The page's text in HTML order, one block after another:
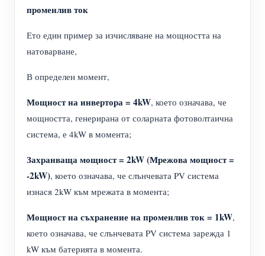
променлив ток
Ето един пример за изчисляване на мощността на
натоварване,
В определен момент,
Мощност на инвертора = 4kW, което означава, че
мощността, генерирана от соларната фотоволтаична
система, е 4kW в момента;
Захранваща мощност = 2kW (Мрежова мощност =
-2kW), което означава, че слънчевата PV система
изнася 2kW към мрежата в момента;
Мощност на съхранение на променлив ток = 1kW,
което означава, че слънчевата PV система зарежда 1
kW към батерията в момента.